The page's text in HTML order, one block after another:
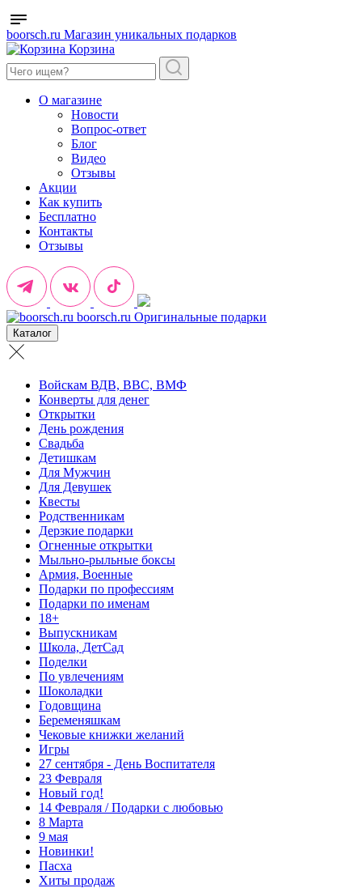
boorsch.ru Магазин уникальных подарков
Корзина
О магазине
Новости
Вопрос-ответ
Блог
Видео
Отзывы
Акции
Как купить
Бесплатно
Контакты
Отзывы
boorsch.ru Оригинальные подарки
Каталог
Войскам ВДВ, ВВС, ВМФ
Конверты для денег
Открытки
День рождения
Свадьба
Детишкам
Для Мужчин
Для Девушек
Квесты
Родственникам
Дерзкие подарки
Огненные открытки
Мыльно-рыльные боксы
Армия, Военные
Подарки по профессиям
Подарки по именам
18+
Выпускникам
Школа, ДетСад
Поделки
По увлечениям
Шоколадки
Годовщина
Беременяшкам
Чековые книжки желаний
Игры
27 сентября - День Воспитателя
23 Февраля
Новый год!
14 Февраля / Подарки с любовью
8 Марта
9 мая
Новинки!
Пасха
Хиты продаж